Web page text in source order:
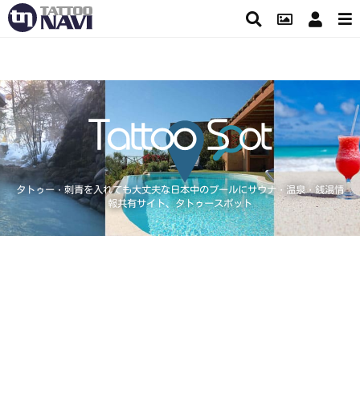
タトゥー・刺青を入れても大丈夫な日本中のプールにサウナ・温泉・銭湯情
報共有サイト、タトゥースポット